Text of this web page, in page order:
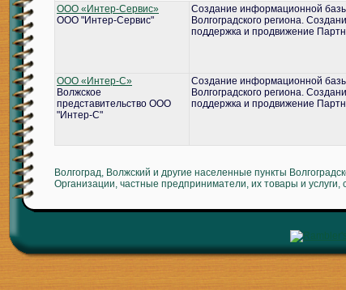
ООО «Интер-Сервис»
ООО "Интер-Сервис"
Создание информационной
Волгоградского региона.
поддержка и продвижение
ООО «Интер-С»
Волжское
представительство ООО
"Интер-С"
Создание информационной
Волгоградского региона.
поддержка и продвижение
Волгоград, Волжский и другие населенные пункты
Организации, частные предприниматели, их товары и услуги,